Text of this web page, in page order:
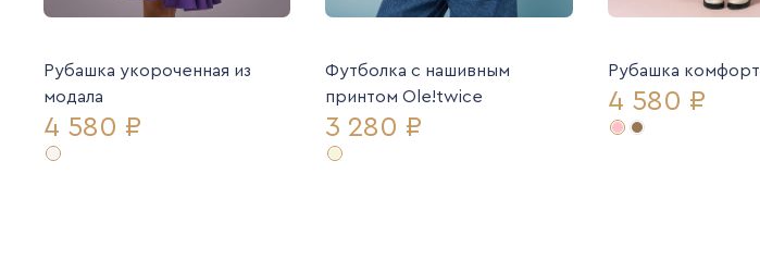
Рубашка укороченная из
модала
4 580 ₽
Футболка с нашивным
принтом Ole!twice
3 280 ₽
Рубашка комфорт
4 580 ₽